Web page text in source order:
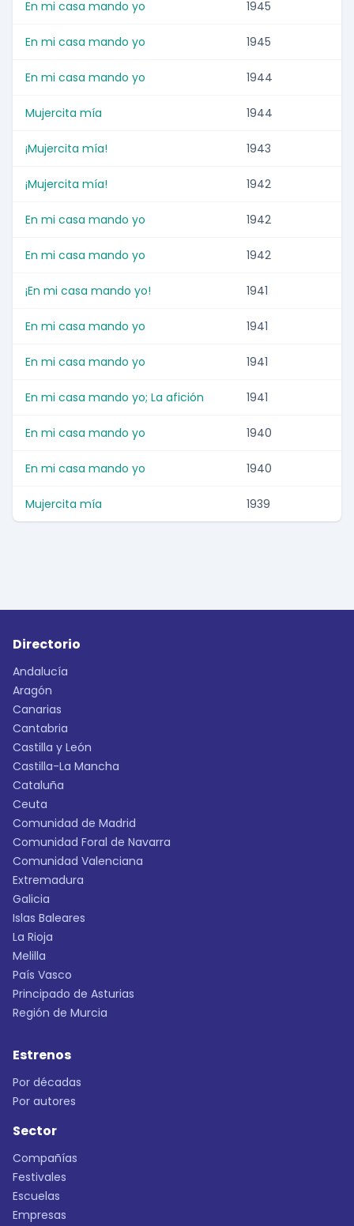
En mi casa mando yo 1945
En mi casa mando yo 1945
En mi casa mando yo 1944
Mujercita mía 1944
¡Mujercita mía! 1943
¡Mujercita mía! 1942
En mi casa mando yo 1942
En mi casa mando yo 1942
¡En mi casa mando yo! 1941
En mi casa mando yo 1941
En mi casa mando yo 1941
En mi casa mando yo; La afición 1941
En mi casa mando yo 1940
En mi casa mando yo 1940
Mujercita mía 1939
Directorio
Andalucía
Aragón
Canarias
Cantabria
Castilla y León
Castilla-La Mancha
Cataluña
Ceuta
Comunidad de Madrid
Comunidad Foral de Navarra
Comunidad Valenciana
Extremadura
Galicia
Islas Baleares
La Rioja
Melilla
País Vasco
Principado de Asturias
Región de Murcia
Estrenos
Por décadas
Por autores
Sector
Compañías
Festivales
Escuelas
Empresas